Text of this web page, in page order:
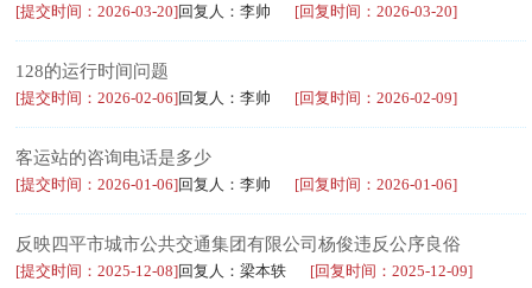
[提交时间：2026-03-20]回复人：李帅 [回复时间：2026-03-20]
128的运行时间问题
[提交时间：2026-02-06]回复人：李帅 [回复时间：2026-02-09]
客运站的咨询电话是多少
[提交时间：2026-01-06]回复人：李帅 [回复时间：2026-01-06]
反映四平市城市公共交通集团有限公司杨俊违反公序良俗
[提交时间：2025-12-08]回复人：梁本轶 [回复时间：2025-12-09]